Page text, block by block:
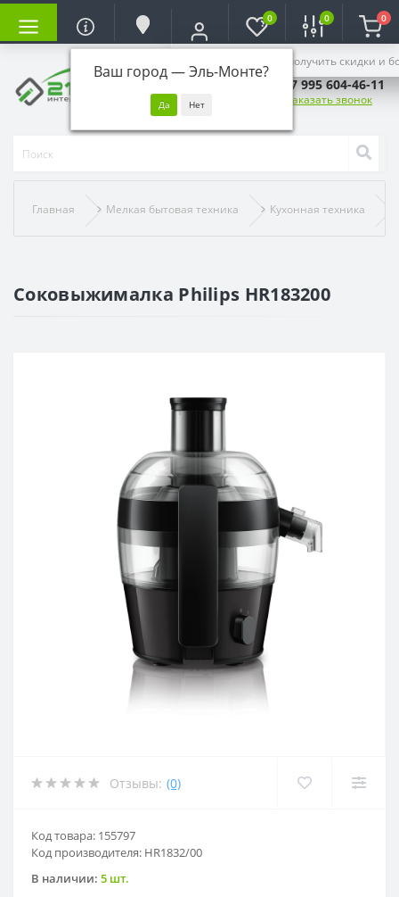
Ваш город —Эль-Монте?
Войдите, чтобы получить скидки и
0 0 0
+7 995 604-46-11
Заказать звонок
Главная Мелкая бытовая техника Кухонная техника
Соковыжималка Philips HR183200
Отзывы: (0)
Код товара: 155797
Код производителя: HR1832/00
В наличии: 5 шт.